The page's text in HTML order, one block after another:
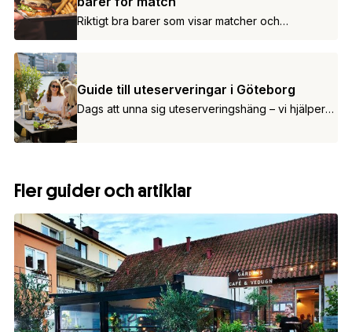
Riktigt bra barer som visar matcher och
Guide till uteserveringar i Göteborg
Dags att unna sig uteserveringshäng – vi hjälper
dig hitta de bästa ställena!
Fler guider och artiklar